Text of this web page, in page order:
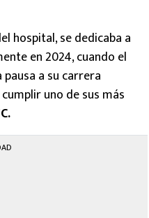
hospital, se dedicaba a
en 2024, cuando el
a su carrera
uno de sus más